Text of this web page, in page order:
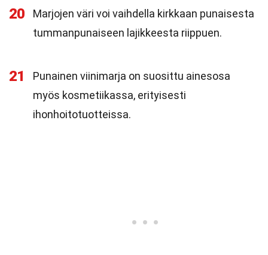
20
Marjojen väri voi vaihdella kirkkaan punaisesta
tummanpunaiseen lajikkeesta riippuen.
21
Punainen viinimarja on suosittu ainesosa
myös kosmetiikassa, erityisesti
ihonhoitotuotteissa.